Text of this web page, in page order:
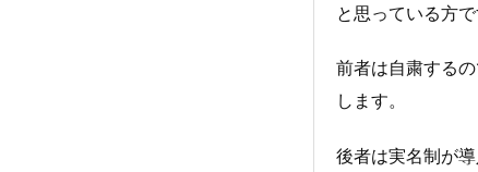
と思っている方で
前者は自粛する
します。
後者は実名制が